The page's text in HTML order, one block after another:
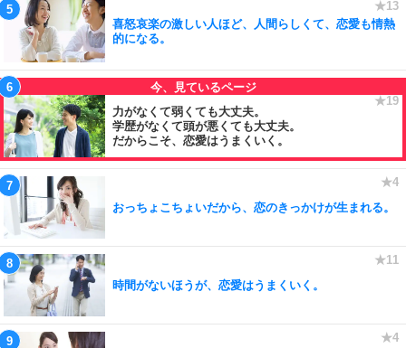
喜怒哀楽の激しい人ほど、人間らしくて、恋愛も情熱
的になる。
力がなくて弱くても大丈夫。
学歴がなくて頭が悪くても大丈夫。
だからこそ、恋愛はうまくいく。
おっちょこちょいだから、恋のきっかけが生まれる。
時間がないほうが、恋愛はうまくいく。